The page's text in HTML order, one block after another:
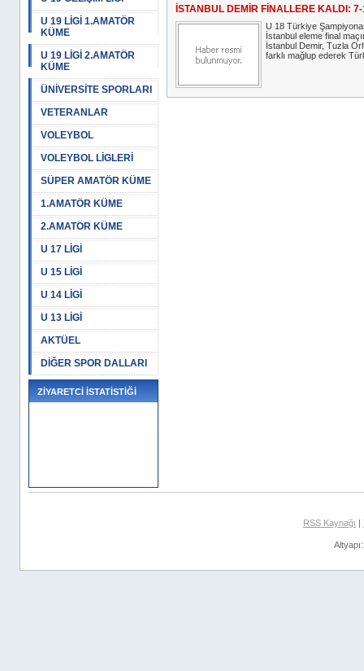
U 19 LİGİ 1.AMATÖR
KÜME
U 19 LİGİ 2.AMATÖR
KÜME
ÜNİVERSİTE SPORLARI
VETERANLAR
VOLEYBOL
VOLEYBOL LİGLERİ
SÜPER AMATÖR KÜME
1.AMATÖR KÜME
2.AMATÖR KÜME
U 17 LİGİ
U 15 LİGİ
U 14 LİGİ
U 13 LİGİ
AKTÜEL
DİĞER SPOR DALLARI
ZİYARETCİ İSTATİSTİĞİ
İSTANBUL DEMİR FİNALLERE KALDI:
U 18 Türkiye
İstanbul eleme final
İstanbul Demir, Tuzla
farklı mağlup ederek
RSS Kaynağı |